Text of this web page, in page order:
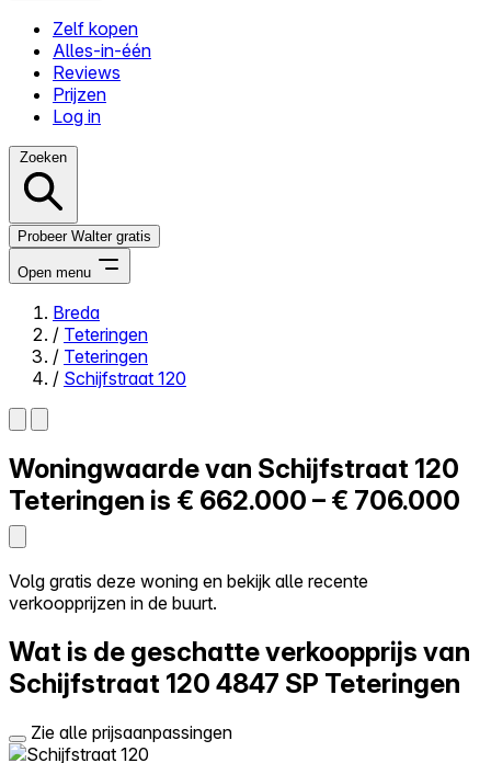
Zelf kopen
Alles-in-één
Reviews
Prijzen
Log in
Zoeken
Probeer Walter gratis
Open menu
Close menu
Zelf kopen
Alles-in-één
Reviews
Log in
Probeer Walter gratis
Breda
/ Teteringen
/ Teteringen
/ Schijfstraat 120
Woningwaarde van Schijfstraat 120
Teteringen is € 662.000 – € 706.000
Volg gratis deze woning en bekijk alle recente
verkoopprijzen in de buurt.
Wat is de geschatte verkoopprijs van
Schijfstraat 120 4847 SP Teteringen
Zie alle prijsaanpassingen